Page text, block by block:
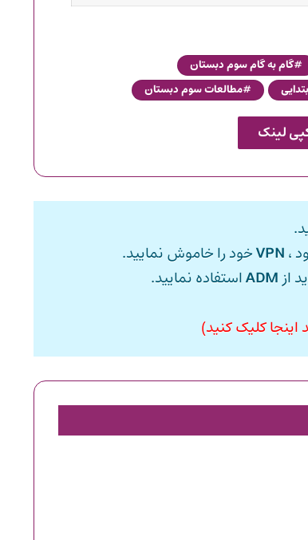
گام به گام سوم دبستان
مطالعات سوم دبستان
لینک
، VPNخود را خاموش نمایید.
از ADMاستفاده نمایید.
اینجا کلیک کنید)